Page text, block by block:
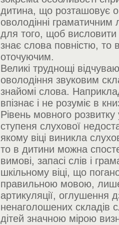
дитина, що розташовує
оволодінні граматичним
для того, щоб
знає слова повністю, то
оточуючим.
Великі труднощі
оволодіння звуковим
знайомі слова.
впізнає і не розуміє в
Рівень мовного
ступеня слухової
якому віці виникла
то в дитини можна
вимові, запасі слів і
шкільному віці, що
правильною мовою,
артикуляції, оглушення
ненаголошених складів
дітей значною мірою